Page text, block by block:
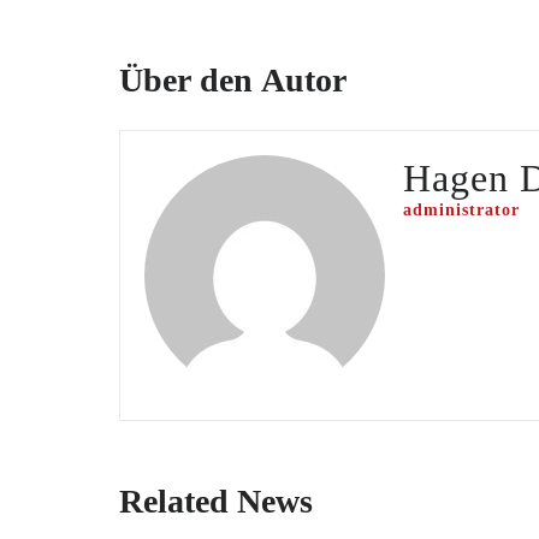
Über den Autor
Hagen
administrator
Related News